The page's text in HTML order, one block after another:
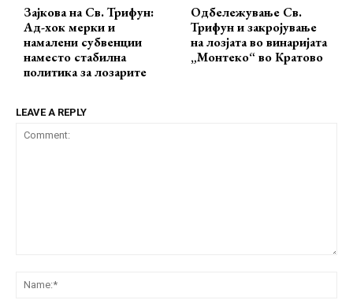
Зајкова на Св. Трифун:
Ад-хок мерки и
намалени субвенции
наместо стабилна
политика за лозарите
Одбележување Св.
Трифун и закројување
на лозјата во винаријата
„Монтеко“ во Кратово
LEAVE A REPLY